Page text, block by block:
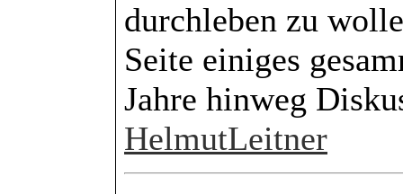
durchleben zu
Seite einiges
Jahre hinweg
HelmutLeitner